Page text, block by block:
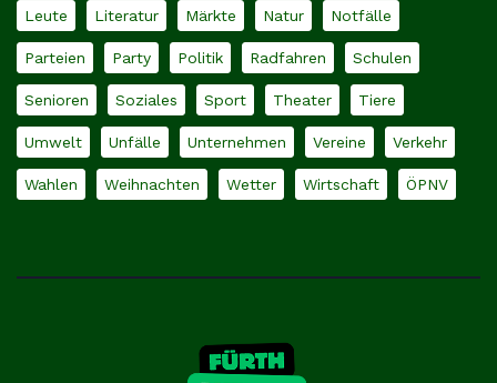
Leute Literatur Märkte Natur Notfälle
Parteien Party Politik Radfahren Schulen
Senioren Soziales Sport Theater Tiere
Umwelt Unfälle Unternehmen Vereine Verkehr
Wahlen Weihnachten Wetter Wirtschaft ÖPNV